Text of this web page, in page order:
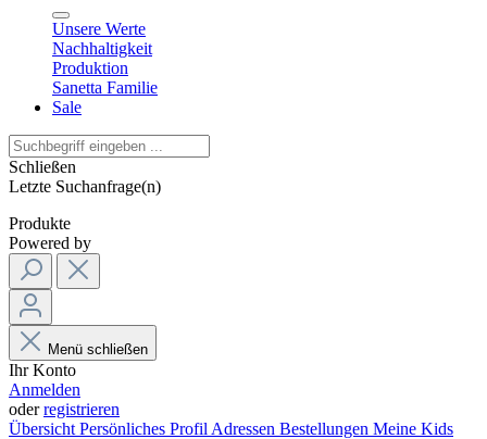
Unsere Werte
Nachhaltigkeit
Produktion
Sanetta Familie
Sale
Schließen
Letzte Suchanfrage(n)
Produkte
Powered by
Menü schließen
Ihr Konto
Anmelden
oderregistrieren
Übersicht Persönliches Profil Adressen Bestellungen Meine Kids